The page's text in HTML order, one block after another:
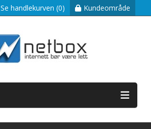
Se handlekurven (0) Kundeområde